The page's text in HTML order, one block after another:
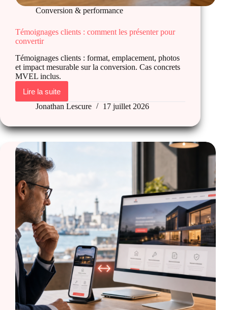
Conversion & performance
Témoignages clients : comment les présenter pour
convertir
Témoignages clients : format, emplacement, photos
et impact mesurable sur la conversion. Cas concrets
MVEL inclus.
Lire la suiteTémoignages
clients
les
convertir
Jonathan Lescure 17 juillet 2026